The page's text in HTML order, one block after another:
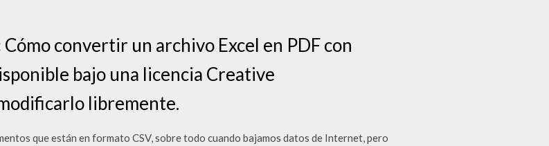
convertir un archivo Excel en PDF con
bajo una licencia Creative
libremente.
que están en formato CSV, sobre todo cuando bajamos datos de Internet, pero